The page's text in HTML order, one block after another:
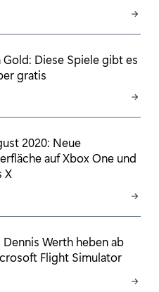
Gold: Diese Spiele gibt es
gratis
2020: Neue
auf Xbox One und
X
Werth heben ab
Flight Simulator